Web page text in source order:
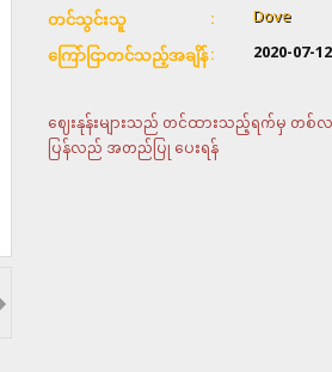
တင်သွင်းသူ Dove
ကြော်ငြာတင်သည့်အချိန် 2020-07-
ဈေးနုန်းများသည် တင်ထားသည့်ရက်မှ တစ်လက
ပြန်လည် အတည်ပြု ပေးရန်